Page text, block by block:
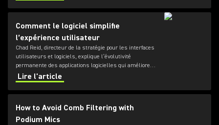
Comment le logiciel simplifie
l’expérience utilisateur
Chad Reid, directeur de la stratégie pour les interfaces
utilisateurs et logiciels, explique l’évolutivité
permanente des applications logicielles qui améliorent
les performances et simplifient l'expérience
utilisateur.
Lire l'article
How to Avoid Comb Filtering with
Podium Mics